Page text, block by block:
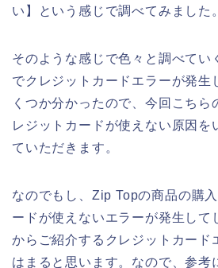
い】という感じで調べてみました。
そのような感じで色々と調べてい
でクレジットカードエラーが発生
くつか分かったので、今回こちら
レジットカードが使えない原因を
ていただきます。
なのでもし、Zip Topの商品の購
ードが使えないエラーが発生して
からご紹介するクレジットカード
はまると思います。なので、参考